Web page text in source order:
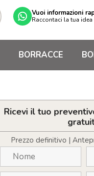
Vuoi informazioni
Raccontaci la tua idea
BORRACCE
Ricevi il tuo
Prezzo definitivo |